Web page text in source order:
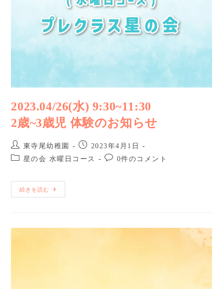
2023.04/26(水) 9:30~11:30
2歳~3歳児 体験のお知らせ
東寺尾幼稚園
2023年4月1日
星の会 水曜日コース
0件のコメント
続きを読む